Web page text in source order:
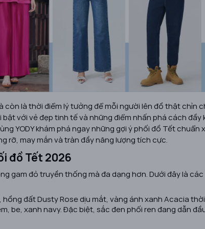
là thời điểm lý tưởng để mỗi người lên đồ thật chỉn
với vẻ đẹp tinh tế và những điểm nhấn phá cách đầy
YODY khám phá ngay những gợi ý phối đồ Tết chuẩn
rỡ, may mắn và tràn đầy năng lượng tích cực.
đồ Tết 2026
gam đỏ truyền thống mà đa dạng hơn. Dưới đây là các
hồng đất Dusty Rose dịu mắt, vàng ánh xanh Acacia thời
be, xanh navy. Đặc biệt, sắc đen phối ren đang dẫn